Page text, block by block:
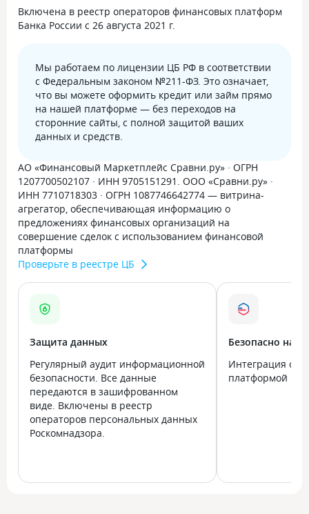
Включена в реестр операторов финансовых платформ
Банка России с 26 августа 2021 г.
Мы работаем по лицензии ЦБ РФ в соответствии
с Федеральным законом №211-ФЗ. Это означает,
что вы можете оформить кредит или займ прямо
на нашей платформе — без переходов на
сторонние сайты, с полной защитой ваших
данных и средств.
АО «Финансовый Маркетплейс Сравни.ру» · ОГРН
1207700502107 · ИНН 9705151291. ООО «Сравни.ру» ·
ИНН 7710718303 · ОГРН 1087746642774 — витрина-
агрегатор, обеспечивающая информацию о
предложениях финансовых организаций на
совершение сделок с использованием финансовой
платформы
Проверьте в реестре ЦБ
Защита данных
Регулярный аудит информационной
безопасности. Все данные
передаются в зашифрованном
виде. Включены в реестр
операторов персональных данных
Роскомнадзора.
Безопасно на
Интеграция с
платформой